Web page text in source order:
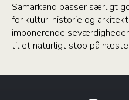
Samarkand passer særligt
for kultur, historie og
imponerende
til et naturligt stop på